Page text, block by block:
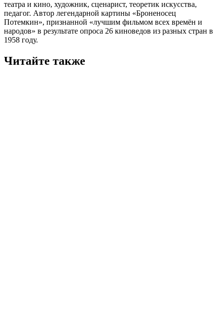
театра и кино, художник, сценарист, теоретик искусства,
педагог. Автор легендарной картины «Броненосец
Потемкин», признанной «лучшим фильмом всех времён и
народов» в результате опроса 26 киноведов из разных стран в
1958 году.
Читайте также